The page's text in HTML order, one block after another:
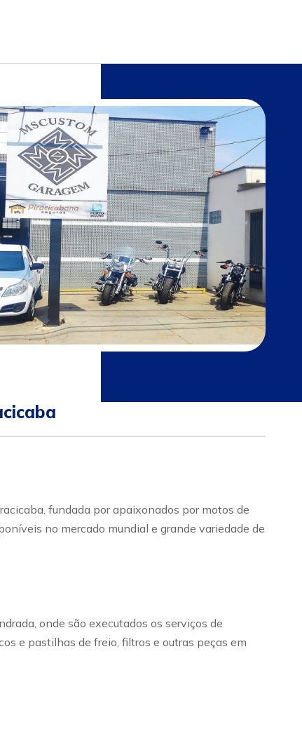
fundada por apaixonados por motos de
no mercado mundial e grande variedade de
onde são executados os serviços de
e pastilhas de freio, filtros e outras peças em